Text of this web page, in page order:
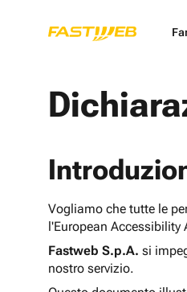
Vogliamo che tutte le
l'European Accessibility
Fastweb S.p.A. si
nostro servizio.